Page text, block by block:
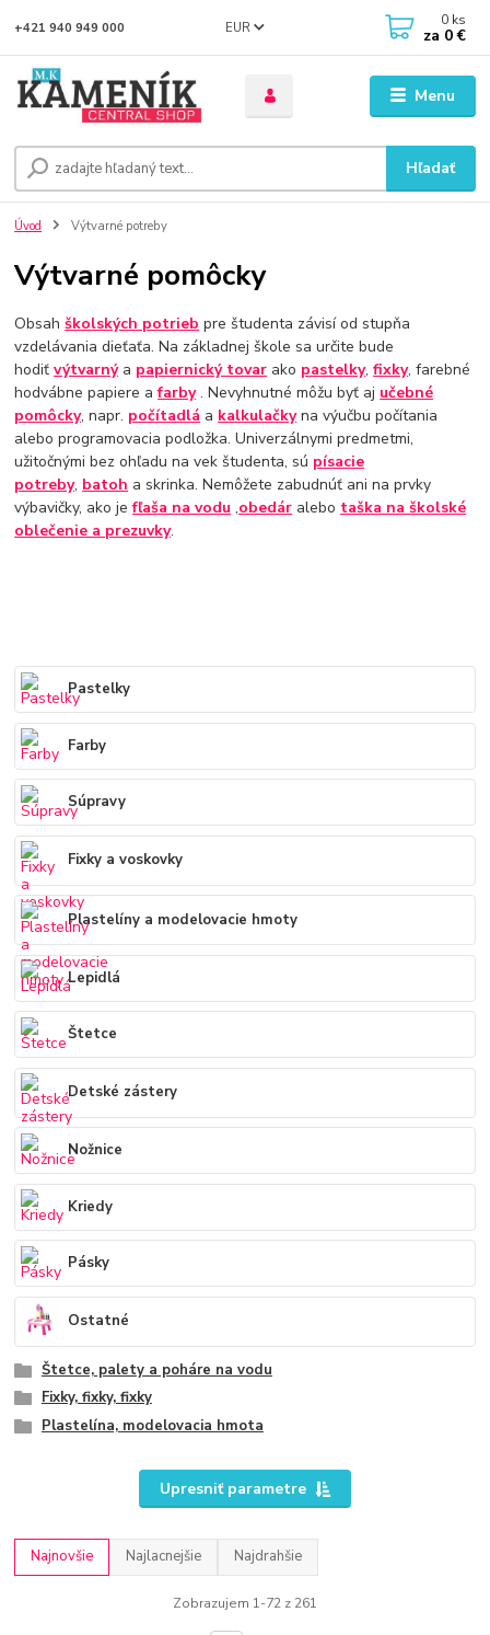
Menu
EUR
Hľadať
+421 940 949 000 0 ks
za 0 €
Úvod Výtvarné potreby
Výtvarné pomôcky
Obsahškolských potrieb pre študenta závisí od stupňa
vzdelávania dieťaťa. Na základnej škole sa určite bude
hodiťvýtvarnýa papiernický tovar ako pastelky,fixky, farebné
hodvábne papiere afarby. Nevyhnutné môžu byť aj učebné
pomôcky, napr. počítadlá a kalkulačkyna výučbu počítania
alebo programovacia podložka. Univerzálnymi predmetmi,
užitočnými bez ohľadu na vek študenta, sú písacie
potreby, batoh a skrinka. Nemôžete zabudnúť ani na prvky
výbavičky, ako jefľaša na vodu ,obedár alebo taška na školské
oblečenie a prezuvky.
Pastelky
Farby
Súpravy
Fixky a voskovky
Plastelíny a modelovacie hmoty
Lepidlá
Štetce
Detské zástery
Nožnice
Kriedy
Pásky
Ostatné
Štetce, palety a poháre na vodu
Fixky, fixky, fixky
Plastelína, modelovacia hmota
Upresniť parametre
Najnovšie Najlacnejšie Najdrahšie
Zobrazujem 1-72 z 261